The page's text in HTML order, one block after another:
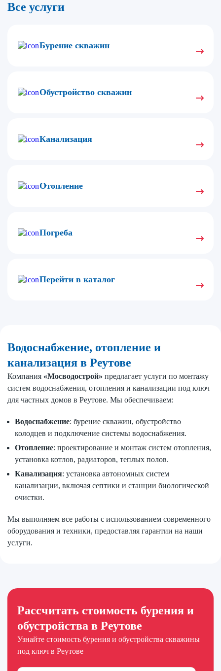
Все услуги
Бурение скважин
Обустройство скважин
Канализация
Отопление
Погреба
Перейти в каталог
Водоснабжение, отопление и
канализация в Реутове
Компания «Мосводострой» предлагает услуги по монтажу
систем водоснабжения, отопления и канализации под ключ
для частных домов в Реутове. Мы обеспечиваем:
Водоснабжение: бурение скважин, обустройство
колодцев и подключение системы водоснабжения.
Отопление: проектирование и монтаж систем отопления,
установка котлов, радиаторов, теплых полов.
Канализация: установка автономных систем
канализации, включая септики и станции биологической
очистки.
Мы выполняем все работы с использованием современного
оборудования и техники, предоставляя гарантии на наши
услуги.
Рассчитать стоимость бурения и
обустройства в Реутове
Узнайте стоимость бурения и обустройства скважины
под ключ в Реутове